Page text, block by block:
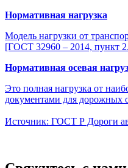
Нормативная нагрузка
Модель нагрузки от
[ГОСТ 32960 – 2014, пункт
Нормативная осевая
Это полная нагрузка от
документами для дорожных
Источник: ГОСТ Р Дороги